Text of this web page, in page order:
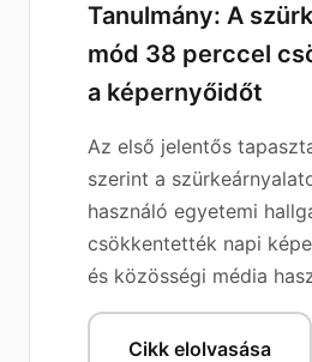
Tanulmány: A
mód 38 perccel
a képernyőidőt
Az első jelentős
szerint a
használó egyetemi
csökkentették napi
és közösségi média
Cikk elolvasása